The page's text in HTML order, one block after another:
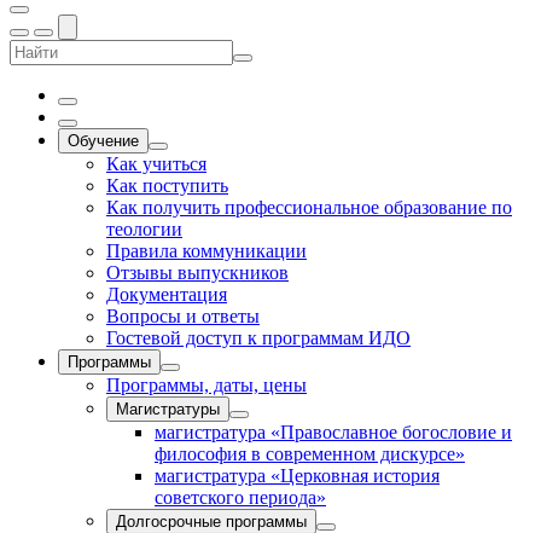
Обучение
Как учиться
Как поступить
Как получить профессиональное образование по
теологии
Правила коммуникации
Отзывы выпускников
Документация
Вопросы и ответы
Гостевой доступ к программам ИДО
Программы
Программы, даты, цены
Магистратуры
магистратура «Православное богословие и
философия в современном дискурсе»
магистратура «Церковная история
советского периода»
Долгосрочные программы